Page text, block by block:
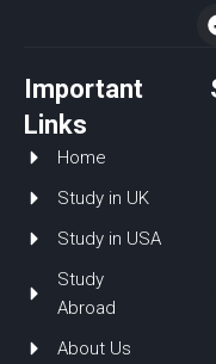
Important
Links
Home
Study in UK
Study in USA
Study
Abroad
About Us